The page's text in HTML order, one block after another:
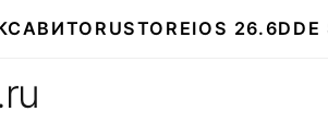
АВИТО RUSTOREIOS 26.6DDE